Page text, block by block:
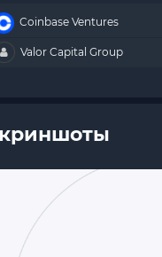
Coinbase Ventures
Valor Capital Group